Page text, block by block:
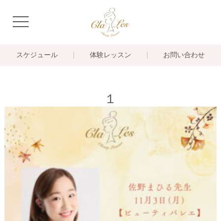
navigation
スケジュール 体験レッスン お問い合わせ
１